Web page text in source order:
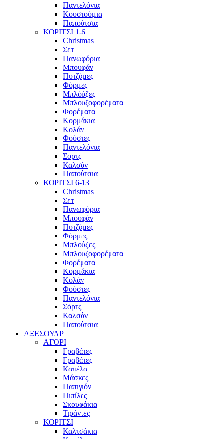
Παντελόνια
Κουστούμια
Παπούτσια
ΚΟΡΙΤΣΙ 1-6
Christmas
Σετ
Πανωφόρια
Μπουφάν
Πυτζάμες
Φόρμες
Μπλόύζες
Μπλουζοφορέματα
Φορέματα
Κορμάκια
Κολάν
Φούστες
Παντελόνια
Σορτς
Καλσόν
Παπούτσια
ΚΟΡΙΤΣΙ 6-13
Christmas
Σετ
Πανωφόρια
Μπουφάν
Πυτζάμες
Φόρμες
Μπλούζες
Μπλουζοφορέματα
Φορέματα
Κορμάκια
Κολάν
Φούστες
Παντελόνια
Σόρτς
Καλσόν
Παπούτσια
ΑΞΕΣΟΥΑΡ
ΑΓΟΡΙ
Γραβάτες
Γραβάτες
Καπέλα
Μάσκες
Παπιγιόν
Πιπίλες
Σκουφάκια
Τιράντες
ΚΟΡΙΤΣΙ
Καλτσάκια